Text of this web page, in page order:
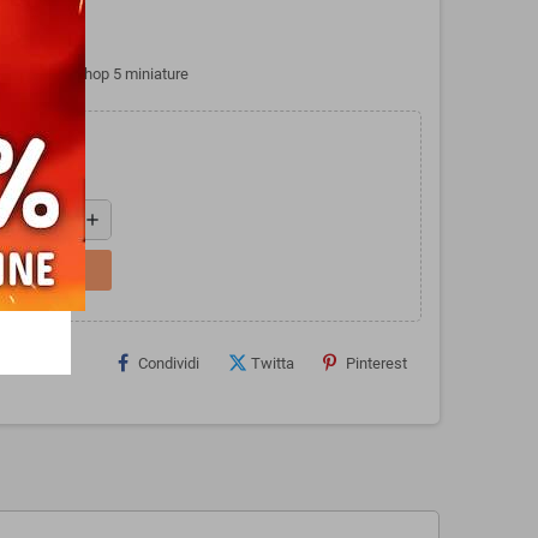
Workshop 5 miniature
add
Condividi Twitta Pinterest